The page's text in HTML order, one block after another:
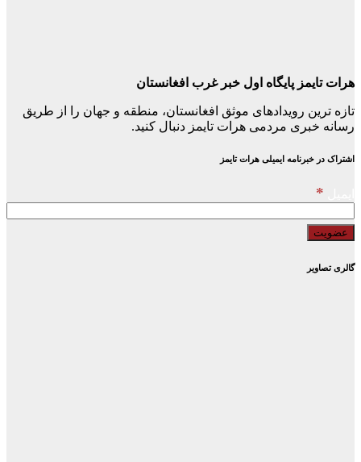
هرات تایمز پایگاه اول خبر غرب افغانستان
تازه ترین رویدادهای موثق افغانستان، منطقه و جهان را از طریق
رسانه خبری مردمی هرات تایمز دنبال کنید.
اشتراک در خبرنامه ایمیلی هرات تایمز
*
گالری تصاویر